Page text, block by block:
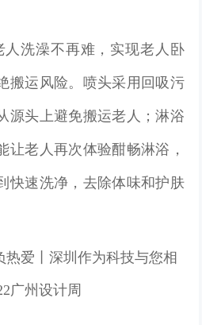
人洗澡不再难，实现老人卧
搬运风险。喷头采用回吸污
源头上避免搬运老人；淋浴
让老人再次体验酣畅淋浴，
快速洗净，去除体味和护肤